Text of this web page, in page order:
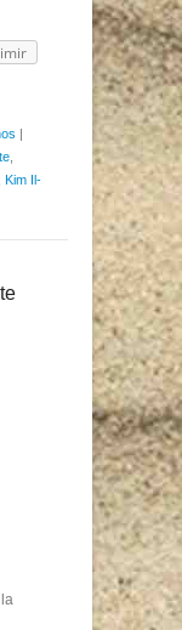
,
Kim Il-